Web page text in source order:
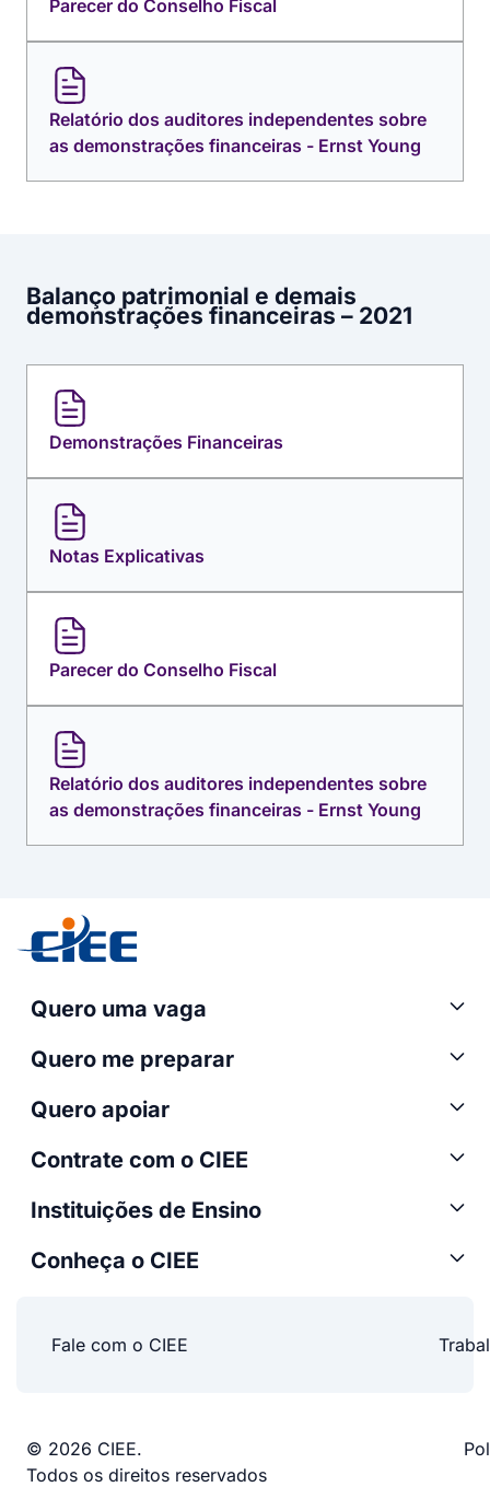
Parecer do Conselho Fiscal
Relatório dos auditores independentes sobre
as demonstrações financeiras - Ernst Young
Balanço patrimonial e demais
demonstrações financeiras – 2021
Demonstrações Financeiras
Notas Explicativas
Parecer do Conselho Fiscal
Relatório dos auditores independentes sobre
as demonstrações financeiras - Ernst Young
Quero uma vaga
Quero me preparar
Quero apoiar
Contrate com o CIEE
Instituições de Ensino
Conheça o CIEE
Fale com o CIEE
© 2026 CIEE.
Todos os direitos reservados